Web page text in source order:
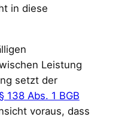
in diese
Leistung
setzt der
138 Abs. 1 BGB
voraus, dass